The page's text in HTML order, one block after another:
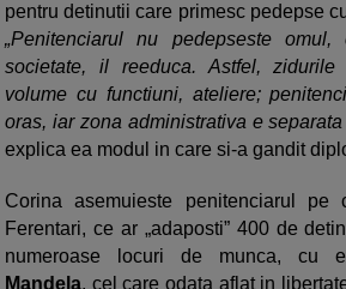
pentru detinutii care primesc pedepse
„Penitenciarul nu pedepseste
societate, il reeduca. Astfel, zidurile
volume cu functiuni, ateliere;
oras, iar zona administrativa e separata
explica ea modul in care si-a gandit
Corina asemuieste penitenciarul pe
Ferentari, ce ar „adaposti” 400 de
numeroase locuri de munca, cu
Mandela, cel care odata aflat in